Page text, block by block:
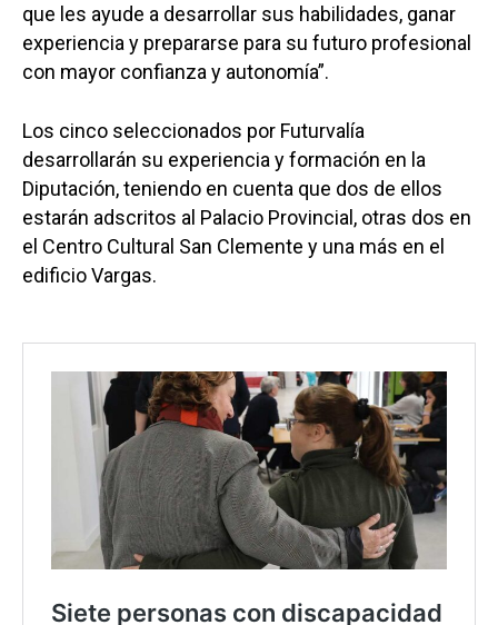
que les ayude a desarrollar sus habilidades, ganar
experiencia y prepararse para su futuro profesional
con mayor confianza y autonomía”.
Los cinco seleccionados por Futurvalía
desarrollarán su experiencia y formación en la
Diputación, teniendo en cuenta que dos de ellos
estarán adscritos al Palacio Provincial, otras dos en
el Centro Cultural San Clemente y una más en el
edificio Vargas.